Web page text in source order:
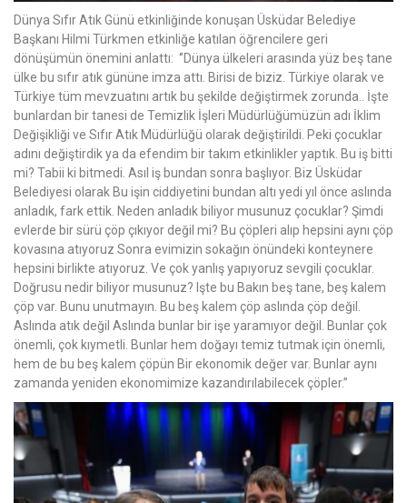
Dünya Sıfır Atık Günü etkinliğinde konuşan Üsküdar Belediye
Başkanı Hilmi Türkmen etkinliğe katılan öğrencilere geri
dönüşümün önemini anlattı: ‘’Dünya ülkeleri arasında yüz beş tane
ülke bu sıfır atık gününe imza attı. Birisi de biziz. Türkiye olarak ve
Türkiye tüm mevzuatını artık bu şekilde değiştirmek zorunda.. İşte
bunlardan bir tanesi de Temizlik İşleri Müdürlüğümüzün adı İklim
Değişikliği ve Sıfır Atık Müdürlüğü olarak değiştirildi. Peki çocuklar
adını değiştirdik ya da efendim bir takım etkinlikler yaptık. Bu iş bitti
mi? Tabii ki bitmedi. Asıl iş bundan sonra başlıyor. Biz Üsküdar
Belediyesi olarak Bu işin ciddiyetini bundan altı yedi yıl önce aslında
anladık, fark ettik. Neden anladık biliyor musunuz çocuklar? Şimdi
evlerde bir sürü çöp çıkıyor değil mi? Bu çöpleri alıp hepsini aynı çöp
kovasına atıyoruz Sonra evimizin sokağın önündeki konteynere
hepsini birlikte atıyoruz. Ve çok yanlış yapıyoruz sevgili çocuklar.
Doğrusu nedir biliyor musunuz? Işte bu Bakın beş tane, beş kalem
çöp var. Bunu unutmayın. Bu beş kalem çöp aslında çöp değil.
Aslında atık değil Aslında bunlar bir işe yaramıyor değil. Bunlar çok
önemli, çok kıymetli. Bunlar hem doğayı temiz tutmak için önemli,
hem de bu beş kalem çöpün Bir ekonomik değer var. Bunlar aynı
zamanda yeniden ekonomimize kazandırılabilecek çöpler.’’